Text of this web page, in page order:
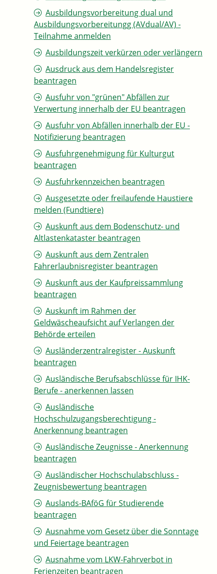
Ausbildungsvorbereitung dual und
Ausbildungsvorbereitungg (AVdual/AV) -
Teilnahme anmelden
Ausbildungszeit verkürzen oder verlängern
Ausdruck aus dem Handelsregister
beantragen
Ausfuhr von "grünen" Abfällen zur
Verwertung innerhalb der EU beantragen
Ausfuhr von Abfällen innerhalb der EU -
Notifizierung beantragen
Ausfuhrgenehmigung für Kulturgut
beantragen
Ausfuhrkennzeichen beantragen
Ausgesetzte oder freilaufende Haustiere
melden (Fundtiere)
Auskunft aus dem Bodenschutz- und
Altlastenkataster beantragen
Auskunft aus dem Zentralen
Fahrerlaubnisregister beantragen
Auskunft aus der Kaufpreissammlung
beantragen
Auskunft im Rahmen der
Geldwäscheaufsicht auf Verlangen der
Behörde erteilen
Ausländerzentralregister - Auskunft
beantragen
Ausländische Berufsabschlüsse für IHK-
Berufe - anerkennen lassen
Ausländische
Hochschulzugangsberechtigung -
Anerkennung beantragen
Ausländische Zeugnisse - Anerkennung
beantragen
Ausländischer Hochschulabschluss -
Zeugnisbewertung beantragen
Auslands-BAföG für Studierende
beantragen
Ausnahme vom Gesetz über die Sonntage
und Feiertage beantragen
Ausnahme vom LKW-Fahrverbot in
Ferienzeiten beantragen